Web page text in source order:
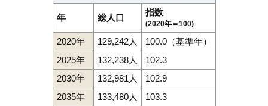
年 総人口
指数
(2020年＝100)
2020年 129,242人
100.0（基準年）
2025年
132,238人
102.3
2030年
132,981人
102.9
2035年
133,480人
103.3